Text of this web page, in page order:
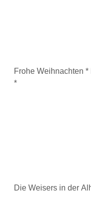
Frohe Weihnachten
*
Die Weisers in der